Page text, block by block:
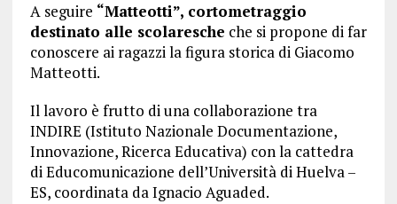
A seguire “Matteotti”, cortometraggio
destinato alle scolaresche che si propone di far
conoscere ai ragazzi la figura storica di Giacomo
Matteotti.
Il lavoro è frutto di una collaborazione tra
INDIRE (Istituto Nazionale Documentazione,
Innovazione, Ricerca Educativa) con la cattedra
di Educomunicazione dell’Università di Huelva –
ES, coordinata da Ignacio Aguaded.